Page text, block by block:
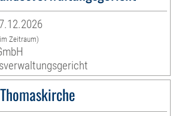
Zeitraum)